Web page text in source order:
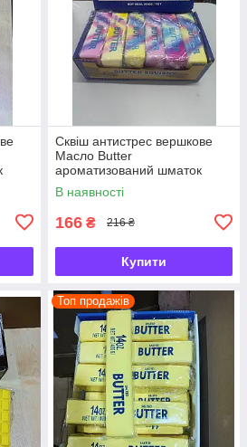
Сквіш антистрес вершкове
Масло Butter
ароматизований шматок
масла
В наявності
166 ₴ 216 ₴
Купити
Топ продажів